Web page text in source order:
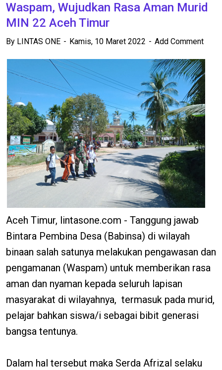
Waspam, Wujudkan Rasa Aman Murid
MIN 22 Aceh Timur
By LINTAS ONE Kamis, 10 Maret 2022 Add Comment
Aceh Timur, lintasone.com - Tanggung jawab
Bintara Pembina Desa (Babinsa) di wilayah
binaan salah satunya melakukan pengawasan dan
pengamanan (Waspam) untuk memberikan rasa
aman dan nyaman kepada seluruh lapisan
masyarakat di wilayahnya, termasuk pada murid,
pelajar bahkan siswa/i sebagai bibit generasi
bangsa tentunya.
Dalam hal tersebut maka Serda Afrizal selaku